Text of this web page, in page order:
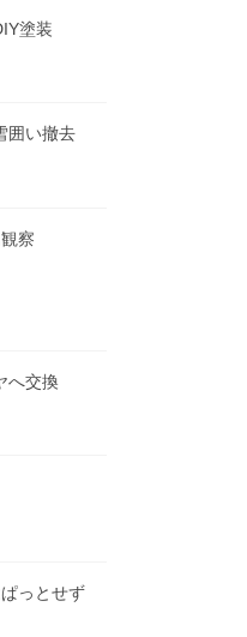
塗装
囲い撤去
察
へ交換
っとせず